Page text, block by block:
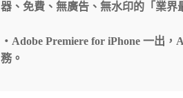
器、免費、無廣告、無水印的「業界
・Adobe Premiere for iPhone 一出
務。